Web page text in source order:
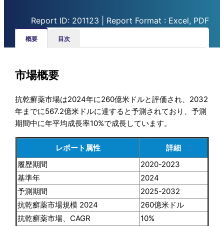
Report ID: 201123 | Report Format : Excel, PDF
概要 目次
市場概要
抗乾癬薬市場は2024年に260億米ドルと評価され、2032
年までに567.2億米ドルに達すると予測されており、予測
期間中に年平均成長率10%で成長しています。
レポート属性
詳細
履歴期間
2020-2023
基準年
2024
予測期間
2025-2032
抗乾癬薬市場規模 2024
260億米ドル
抗乾癬薬市場、CAGR
10%